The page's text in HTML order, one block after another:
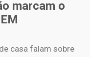
marcam o
casa falam sobre